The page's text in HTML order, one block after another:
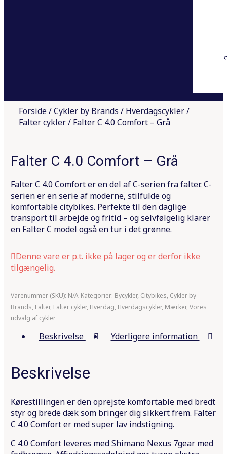
Forside/Cykler by Brands / Hverdagscykler/
Falter cykler/ Falter C 4.0 Comfort – Grå
Falter C 4.0 Comfort – Grå
Falter C 4.0 Comfort er en del af C-serien fra falter. C-
serien er en serie af moderne, stilfulde og
komfortable citybikes. Perfekte til den daglige
transport til arbejde og fritid – og selvfølgelig klarer
en Falter C model også en tur i det grønne.
Denne vare er p.t. ikke på lager og er derfor ikke
tilgængelig.
Varenummer (SKU): N/A Kategorier: Bycykler, Citybikes, Cykler by
Brands, Falter, Falter cykler, Hverdag, Hverdagscykler, Mærker, Vores
udvalg af cykler
Beskrivelse Yderligere information
Beskrivelse
Kørestillingen er den oprejste komfortable med bredt
styr og brede dæk som bringer dig sikkert frem. Falter
C 4.0 Comfort er med super lav indstigning.
C 4.0 Comfort leveres med Shimano Nexus 7gear med